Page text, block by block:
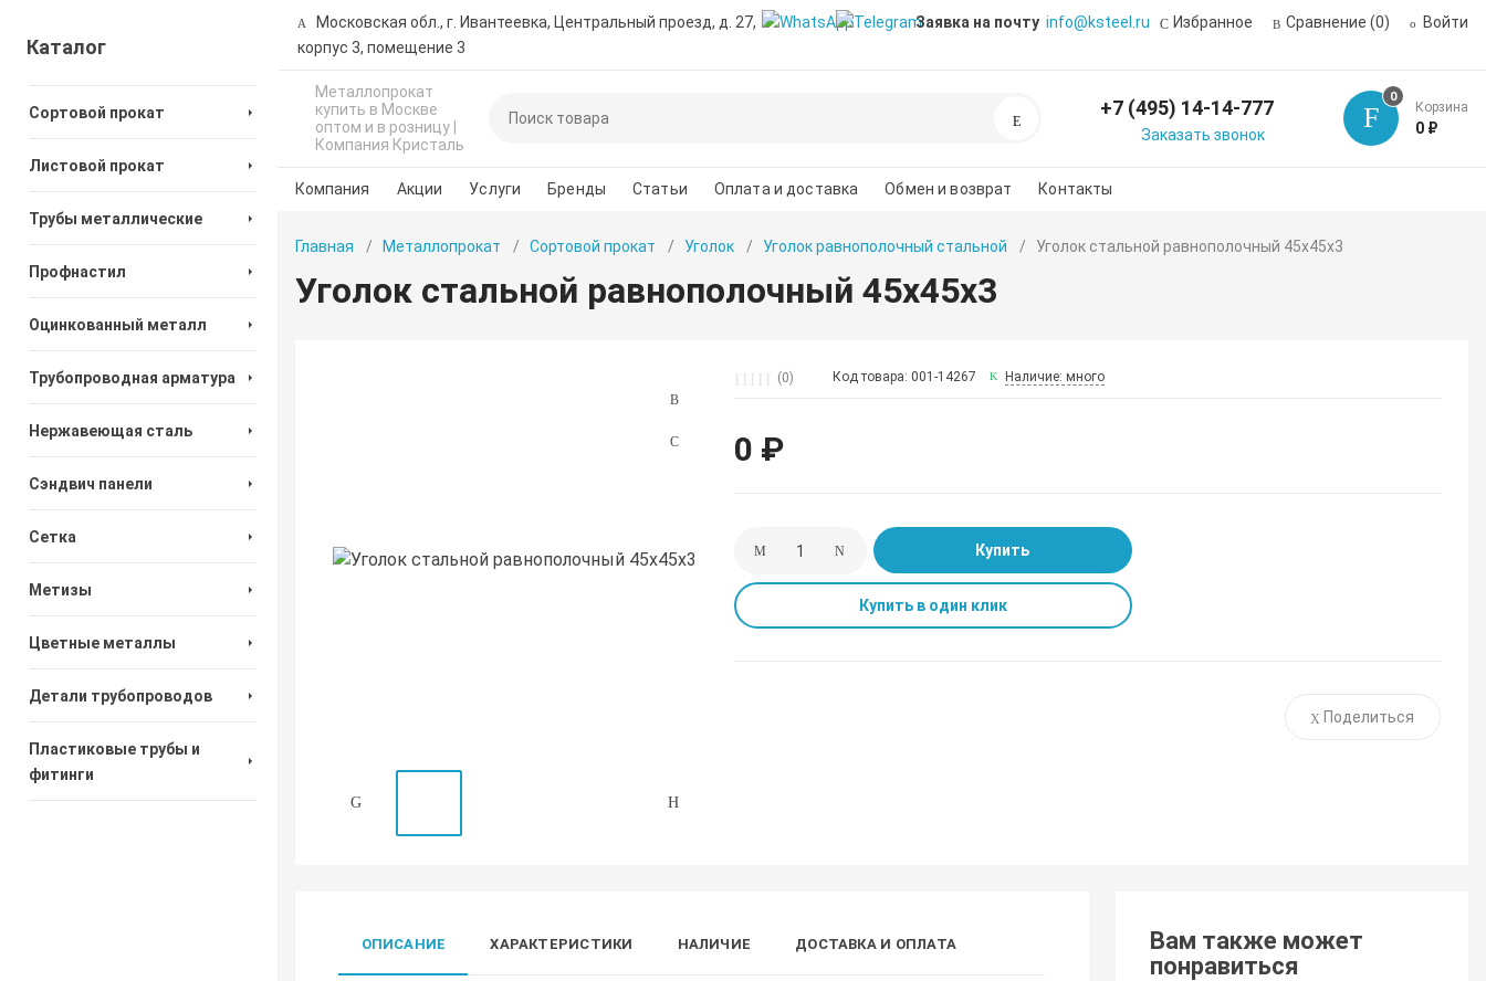
Московская обл., г. Ивантеевка, Центральный проезд, д. 27,
корпус 3, помещение 3
Заявка на почту info@ksteel.ru Избранное Сравнение (0) Войти
Металлопрокат
купить в Москве
оптом и в розницу |
Компания Кристаль
Поиск +7 (495) 14-14-777
Заказать звонок
0
Корзина
0 ₽
Компания Акции Услуги Бренды Статьи Оплата и доставка Обмен и возврат Контакты
Каталог
Сортовой прокат
Листовой прокат
Трубы металлические
Профнастил
Оцинкованный металл
Трубопроводная арматура
Нержавеющая сталь
Сэндвич панели
Сетка
Метизы
Цветные металлы
Детали трубопроводов
Пластиковые трубы и
фитинги
Главная Металлопрокат Сортовой прокат Уголок Уголок равнополочный стальной Уголок стальной равнополочный 45х45х3
Уголок стальной равнополочный 45х45х3
(0) Код товара: 001-14267 Наличие: много
0 ₽
Купить
Купить в один клик
Поделиться
ОПИСАНИЕ ХАРАКТЕРИСТИКИ НАЛИЧИЕ ДОСТАВКА И ОПЛАТА
Вам также может
понравиться